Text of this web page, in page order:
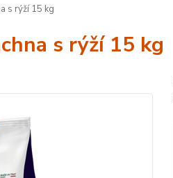
s rýží 15 kg
s rýží 15 kg